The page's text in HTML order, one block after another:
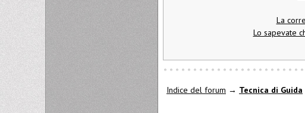
La
Lo sapevate
Indice del forum → Tecnica di Guida